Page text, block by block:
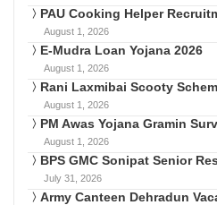
PAU Cooking Helper
August 1, 2026
E-Mudra Loan Yojana 2026
August 1, 2026
Rani Laxmibai Scooty
August 1, 2026
PM Awas Yojana Gramin
August 1, 2026
BPS GMC Sonipat Senior
July 31, 2026
Army Canteen Dehradun